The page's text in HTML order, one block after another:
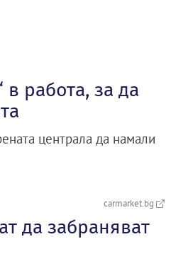
работа, за да
централа да намали
carmarket.bg
да забраняват